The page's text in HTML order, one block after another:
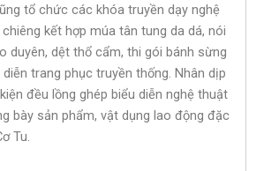
tổ chức các khóa truyền dạy nghệ
kết hợp múa tân tung da dá, nói
duyên, dệt thổ cẩm, thi gói bánh sừng
trang phục truyền thống. Nhân dịp
đều lồng ghép biểu diễn nghệ thuật
bày sản phẩm, vật dụng lao động đặc
Tu.